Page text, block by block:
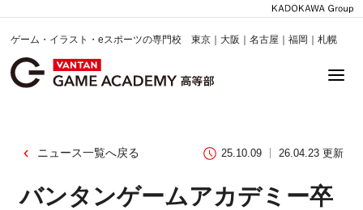
ゲーム・イラスト・eスポーツの専門校 東京｜大阪｜名古屋｜福岡｜札幌
ニュース一覧へ戻る 25.10.09 26.04.23 更新
バンタンゲームアカデミー卒